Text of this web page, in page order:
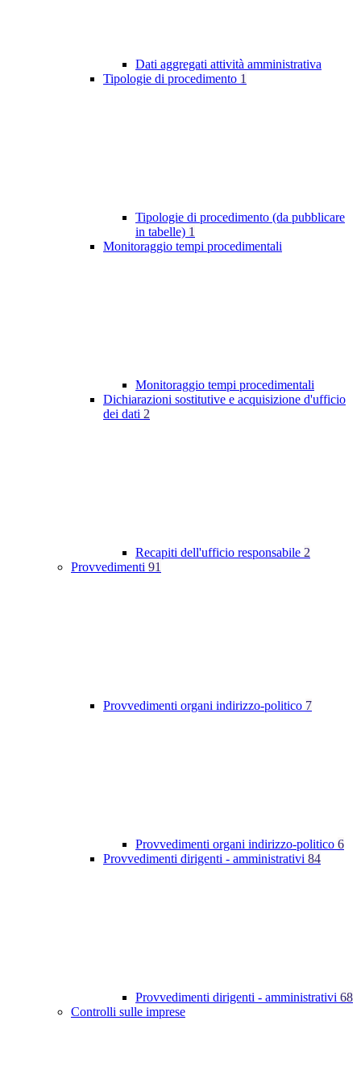
Dati aggregati attività amministrativa
Tipologie di procedimento 1
Tipologie di procedimento (da pubblicare
in tabelle) 1
Monitoraggio tempi procedimentali
Monitoraggio tempi procedimentali
Dichiarazioni sostitutive e acquisizione d'ufficio
dei dati 2
Recapiti dell'ufficio responsabile 2
Provvedimenti 91
Provvedimenti organi indirizzo-politico 7
Provvedimenti organi indirizzo-politico 6
Provvedimenti dirigenti - amministrativi 84
Provvedimenti dirigenti - amministrativi 68
Controlli sulle imprese